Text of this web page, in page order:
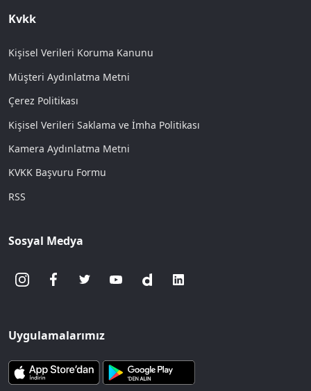
Kvkk
Kişisel Verileri Koruma Kanunu
Müşteri Aydınlatma Metni
Çerez Politikası
Kişisel Verileri Saklama ve İmha Politikası
Kamera Aydınlatma Metni
KVKK Başvuru Formu
RSS
Sosyal Medya
Uygulamalarımız